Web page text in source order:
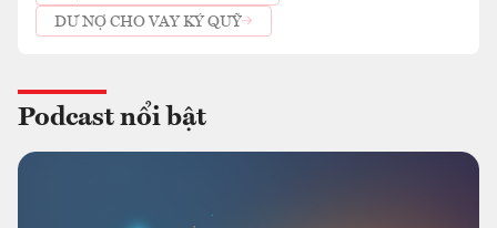
DƯ NỢ CHO VAY KÝ QUỸ
Podcast nổi bật